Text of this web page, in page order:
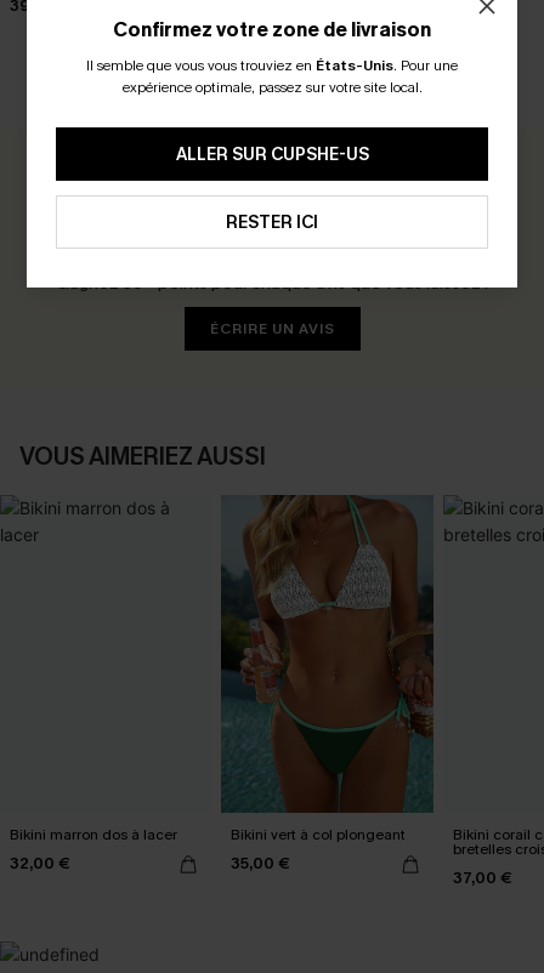
39,00 €
AVIS CLIENTS
0.0
Soyez le Premier à Donner Votre Avis
Gagnez 30+ points pour chaque avis que vous laissez !
ÉCRIRE UN AVIS
VOUS AIMERIEZ AUSSI
Bikini marron dos à lacer
32,00 €
Bikini vert à col plongeant
35,00 €
Bikini corail
bretelles
37,00 €
Confirmez votre zone de livraison
Il semble que vous vous trouviez en États-Unis. Pour une
expérience optimale, passez sur votre site local.
ALLER SUR CUPSHE-US
RESTER ICI